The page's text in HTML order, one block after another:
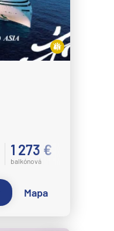
1 273 €
balkónová
Mapa